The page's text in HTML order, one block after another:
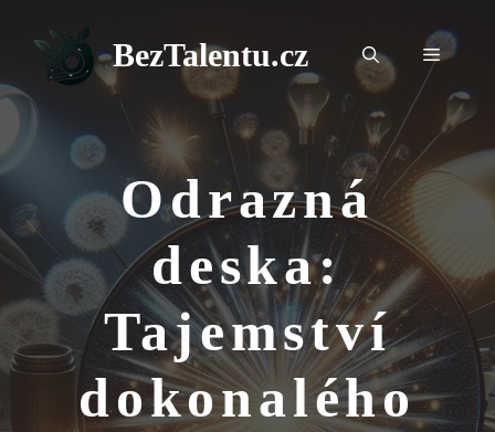
obsah
BezTalentu.cz Menu
Odrazná
deska:
Tajemství
dokonalého